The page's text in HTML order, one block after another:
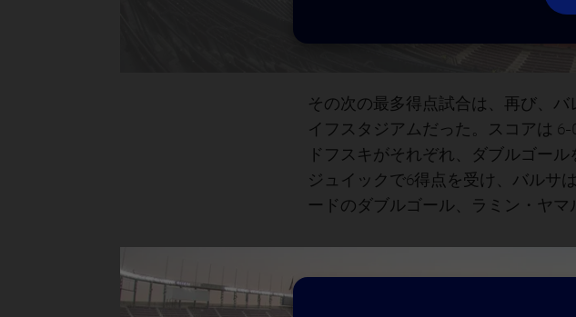
その次の最多得点試合は、再び、
イフスタジアムだった。スコアは
ドフスキがそれぞれ、ダブルゴー
ジュイックで6得点を受け、バルサ
ードのダブルゴール、ラミン・ヤマ